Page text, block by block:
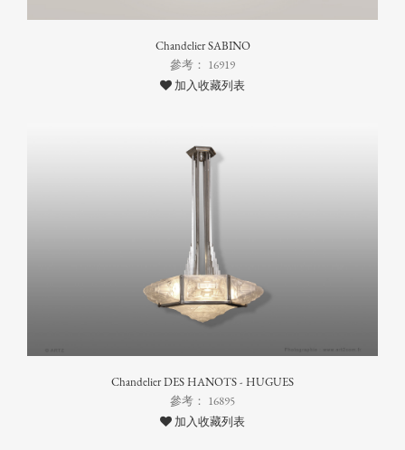
Chandelier SABINO
參考： 16919
加入收藏列表
Chandelier DES HANOTS - HUGUES
參考： 16895
加入收藏列表